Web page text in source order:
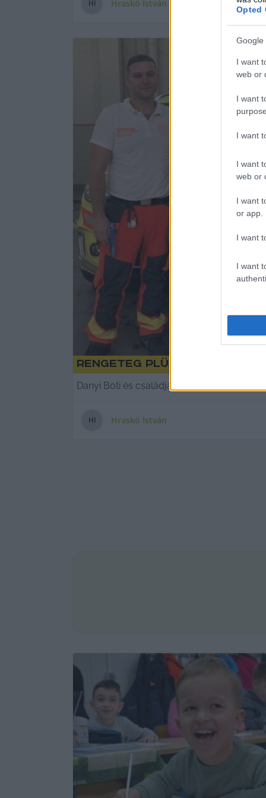
Opted
Google
I want
web or
I want
I want
I want
web or
I want
or app.
I want
I want
HI Hraskó István
Rengeteg plüsst
Danyi Boti és családja is sok időt töltött
HI Hraskó István